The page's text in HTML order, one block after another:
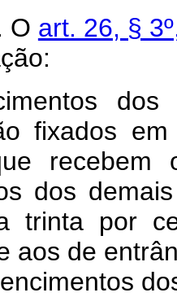
O art. 26, §
dos
fixados
recebem
dos
trinta por
aos de